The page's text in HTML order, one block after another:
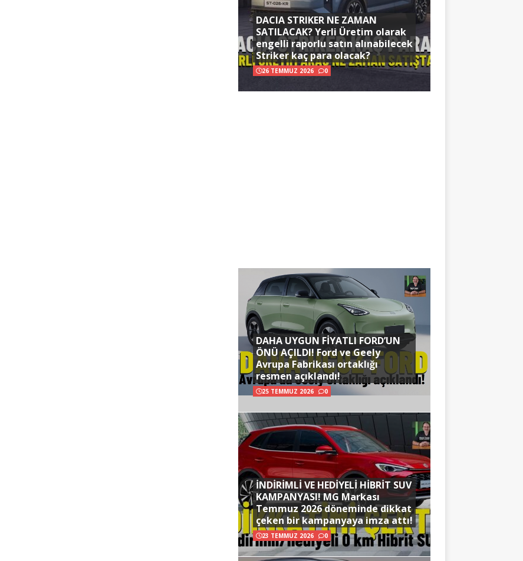
DACIA STRIKER NE ZAMAN
SATILACAK? Yerli Üretim olarak
engelli raporlu satın alınabilecek
Striker kaç para olacak?
26 TEMMUZ 2026 0
DAHA UYGUN FİYATLI FORD’UN
ÖNÜ AÇILDI! Ford ve Geely
Avrupa Fabrikası ortaklığı
resmen açıklandı!
25 TEMMUZ 2026 0
İNDİRİMLİ VE HEDİYELİ HİBRİT SUV
KAMPANYASI! MG Markası
Temmuz 2026 döneminde dikkat
çeken bir kampanyaya imza attı!
23 TEMMUZ 2026 0